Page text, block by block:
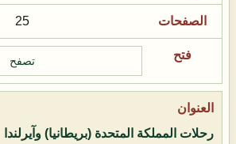
25
تصفح
رحلات المملكة المتحدة (بريطانيا) وآيرلندا